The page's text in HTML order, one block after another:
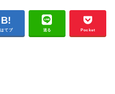
はてブ 送る Pocket